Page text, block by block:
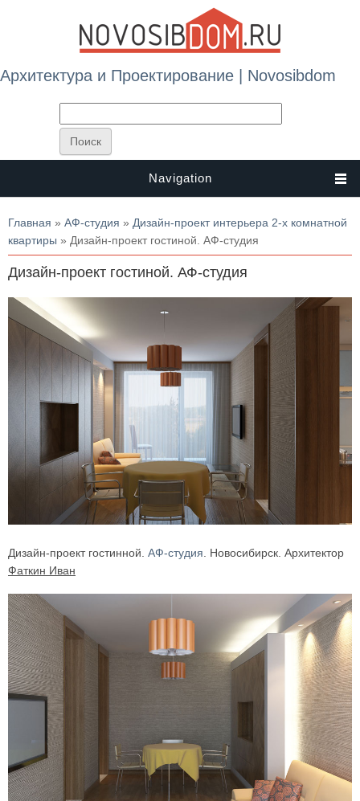
Архитектура и Проектирование | Novosibdom
Navigation
Вы здесь
Главная » АФ-студия » Дизайн-проект интерьера 2-х комнатной
квартиры » Дизайн-проект гостиной. АФ-студия
Дизайн-проект гостиной. АФ-студия
Дизайн-проект гостинной. АФ-студия . Новосибирск. Архитектор
Фаткин Иван